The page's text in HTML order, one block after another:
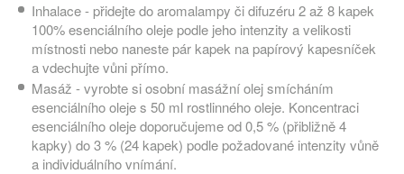
Inhalace - přidejte do aromalampy či difuzéru 2 až 8 kapek
100% esenciálního oleje podle jeho intenzity a velikosti
místnosti nebo naneste pár kapek na papírový kapesníček
a vdechujte vůni přímo.
Masáž - vyrobte si osobní masážní olej smícháním
esenciálního oleje s 50 ml rostlinného oleje. Koncentraci
esenciálního oleje doporučujeme od 0,5 % (přibližně 4
kapky) do 3 % (24 kapek) podle požadované intenzity vůně
a individuálního vnímání.